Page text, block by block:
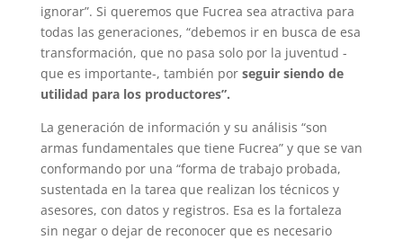
ignorar”. Si queremos que Fucrea sea atractiva para
todas las generaciones, “debemos ir en busca de esa
transformación, que no pasa solo por la juventud -
que es importante-, también por seguir siendo de
utilidad para los productores”.
La generación de información y su análisis “son
armas fundamentales que tiene Fucrea” y que se van
conformando por una “forma de trabajo probada,
sustentada en la tarea que realizan los técnicos y
asesores, con datos y registros. Esa es la fortaleza
sin negar o dejar de reconocer que es necesario